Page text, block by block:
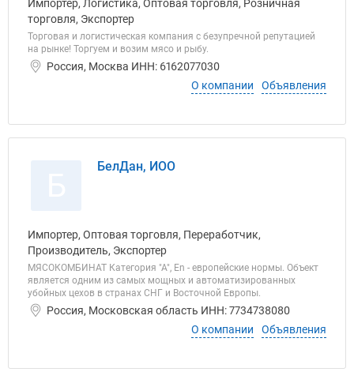
Импортер, Логистика, Оптовая торговля, Розничная
торговля, Экспортер
Торговая и логистическая компания с безупречной репутацией
на рынке! Торгуем и возим мясо и рыбу.
Россия, Москва ИНН: 6162077030
О компании
Объявления
БелДан, ИОО
Импортер, Оптовая торговля, Переработчик,
Производитель, Экспортер
МЯСОКОМБИНАТ Категория "А", En - европейские нормы. Объект
является одним из самых мощных и автоматизированных
убойных цехов в странах СНГ и Восточной Европы.
Россия, Московская область ИНН: 7734738080
О компании
Объявления